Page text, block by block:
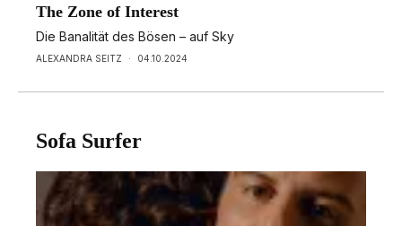
The Zone of Interest
Die Banalität des Bösen – auf Sky
ALEXANDRA SEITZ · 04.10.2024
Sofa Surfer